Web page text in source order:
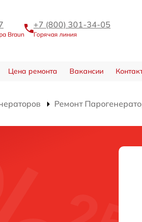
Braun
+7 (800) 301-34-05
Горячая линия
Цена ремонта Вакансии
Ремонт